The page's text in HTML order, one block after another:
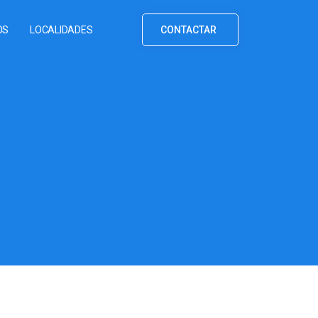
LOCALIDADES CONTACTAR